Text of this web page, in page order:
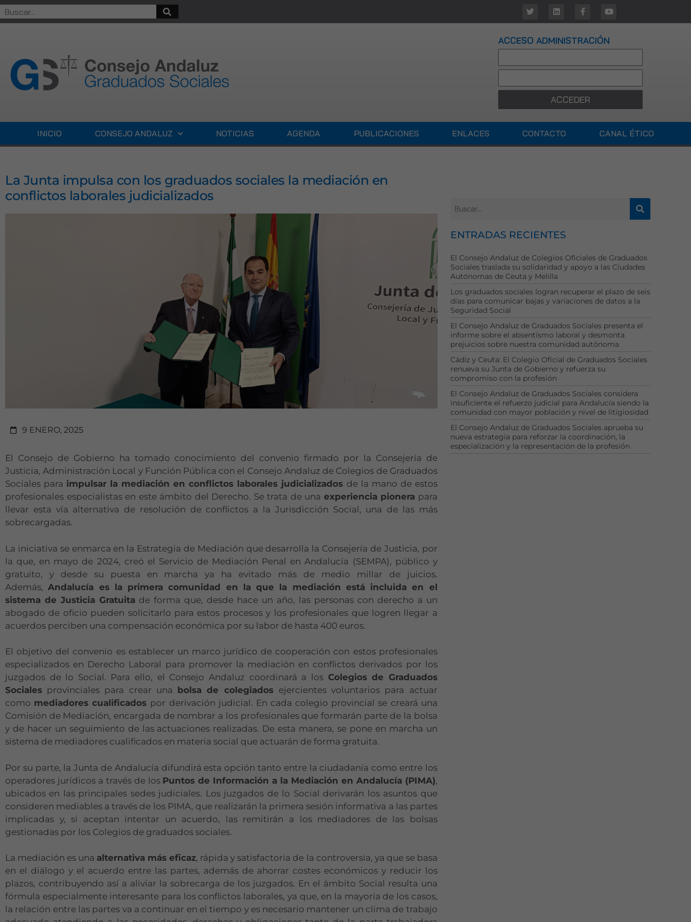
ACCESO ADMINISTRACIÓN
ACCEDER
INICIO CONSEJO ANDALUZ NOTICIAS AGENDA PUBLICACIONES ENLACES CONTACTO CANAL ÉTICO
La Junta impulsa con los graduados sociales la mediación en
conflictos laborales judicializados
9 ENERO, 2025
El Consejo de Gobierno ha tomado conocimiento del convenio firmado por la Consejería de
Justicia, Administración Local y Función Pública con el Consejo Andaluz de Colegios de Graduados
Sociales para impulsar la mediación en conflictos laborales judicializados de la mano de estos
profesionales especialistas en este ámbito del Derecho. Se trata de una experiencia pionera para
llevar esta vía alternativa de resolución de conflictos a la Jurisdicción Social, una de las más
sobrecargadas.
La iniciativa se enmarca en la Estrategia de Mediación que desarrolla la Consejería de Justicia, por
la que, en mayo de 2024, creó el Servicio de Mediación Penal en Andalucía (SEMPA), público y
gratuito, y desde su puesta en marcha ya ha evitado más de medio millar de juicios.
Además,Andalucía es la primera comunidad en la que la mediación está incluida en el
sistema de Justicia Gratuita de forma que, desde hace un año, las personas con derecho a un
abogado de oficio pueden solicitarlo para estos procesos y los profesionales que logren llegar a
acuerdos perciben una compensación económica por su labor de hasta 400 euros.
El objetivo del convenio es establecer un marco jurídico de cooperación con estos profesionales
especializados en Derecho Laboral para promover la mediación en conflictos derivados por los
juzgados de lo Social. Para ello, el Consejo Andaluz coordinará a los Colegios de Graduados
Sociales provinciales para crear una bolsa de colegiados ejercientes voluntarios para actuar
como mediadores cualificados por derivación judicial. En cada colegio provincial se creará una
Comisión de Mediación, encargada de nombrar a los profesionales que formarán parte de la bolsa
y de hacer un seguimiento de las actuaciones realizadas. De esta manera, se pone en marcha un
sistema de mediadores cualificados en materia social que actuarán de forma gratuita.
Por su parte, la Junta de Andalucía difundirá esta opción tanto entre la ciudadanía como entre los
operadores jurídicos a través de los Puntos de Información a la Mediación en Andalucía (PIMA),
ubicados en las principales sedes judiciales. Los juzgados de lo Social derivarán los asuntos que
consideren mediables a través de los PIMA, que realizarán la primera sesión informativa a las partes
implicadas y, si aceptan intentar un acuerdo, las remitirán a los mediadores de las bolsas
gestionadas por los Colegios de graduados sociales.
La mediación es una alternativa más eficaz, rápida y satisfactoria de la controversia, ya que se basa
en el diálogo y el acuerdo entre las partes, además de ahorrar costes económicos y reducir los
plazos, contribuyendo así a aliviar la sobrecarga de los juzgados. En el ámbito Social resulta una
fórmula especialmente interesante para los conflictos laborales, ya que, en la mayoría de los casos,
la relación entre las partes va a continuar en el tiempo y es necesario mantener un clima de trabajo
ENTRADAS RECIENTES
El Consejo Andaluz de Colegios Oficiales de Graduados
Sociales traslada su solidaridad y apoyo a las Ciudades
Autónomas de Ceuta y Melilla
Los graduados sociales logran recuperar el plazo de seis
días para comunicar bajas y variaciones de datos a la
Seguridad Social
El Consejo Andaluz de Graduados Sociales presenta el
informe sobre el absentismo laboral y desmonta
prejuicios sobre nuestra comunidad autónoma
Cádiz y Ceuta: El Colegio Oficial de Graduados Sociales
renueva su Junta de Gobierno y refuerza su
compromiso con la profesión
El Consejo Andaluz de Graduados Sociales considera
insuficiente el refuerzo judicial para Andalucía siendo la
comunidad con mayor población y nivel de litigiosidad
El Consejo Andaluz de Graduados Sociales aprueba su
nueva estrategia para reforzar la coordinación, la
especialización y la representación de la profesión